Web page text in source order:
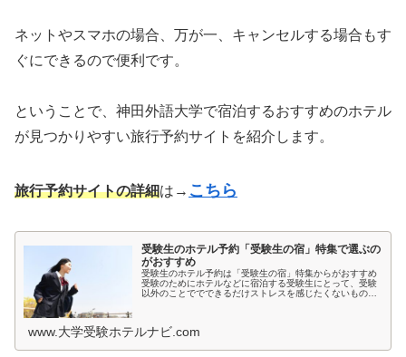
ネットやスマホの場合、万が一、キャンセルする場合もす
ぐにできるので便利です。
ということで、神田外語大学で宿泊するおすすめのホテル
が見つかりやすい旅行予約サイトを紹介します。
旅行予約サイトの詳細は→ こちら
受験生のホテル予約「受験生の宿」特集で選ぶの
がおすすめ
受験生のホテル予約は「受験生の宿」特集からがおすすめ
受験のためにホテルなどに宿泊する受験生にとって、受験
以外のことででできるだけストレスを感じたくないもので
www.大学受験ホテルナビ.com